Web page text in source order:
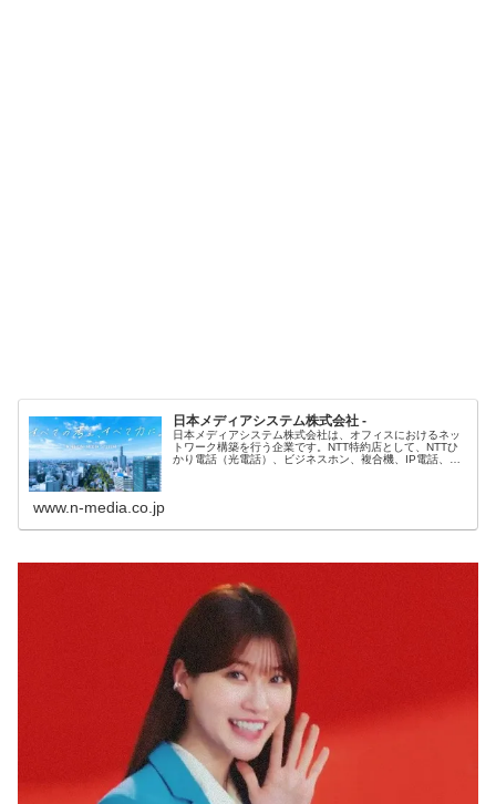
日本メディアシステム株式会社 -
日本メディアシステム株式会社は、オフィスにおけるネッ
トワーク構築を行う企業です。NTT特約店として、NTTひ
かり電話（光電話）、ビジネスホン、複合機、IP電話、セ
www.n-media.co.jp